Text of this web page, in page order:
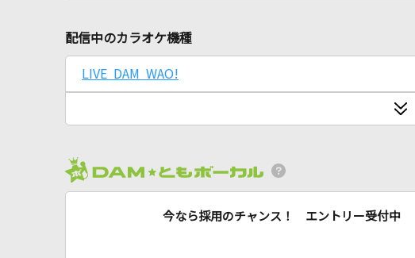
配信中のカラオケ機種
LIVE DAM WAO!
今なら採用のチャンス！ エントリー受付中